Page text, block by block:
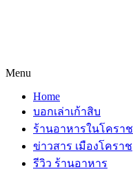
Menu
Home
บอกเล่าเก้าสิบ
ร้านอาหารในโคราช
ข่าวสาร เมืองโคราช
รีวิว ร้านอาหาร